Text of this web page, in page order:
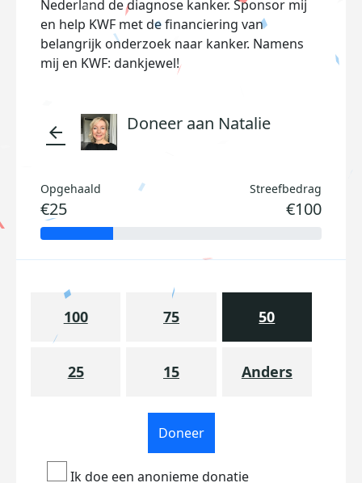
Nederland de diagnose kanker. Sponsor mij
en help KWF met de financiering van
belangrijk onderzoek naar kanker. Namens
mij en KWF: dankjewel!
arrow_back Doneer aan Natalie
Opgehaald
€25
Streefbedrag
€100
100 75 50
25 15 Anders
Doneer
Ik doe een anonieme donatie